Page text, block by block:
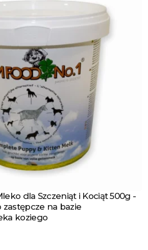
dla Szczeniąt i Kociąt 500g -
na bazie
koziego